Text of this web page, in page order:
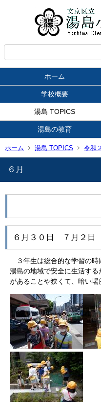
ホーム
学校概要
湯島 TOPICS
湯島の教育
ホーム 湯島 TOPICS 令和
６月
６月３０日 ７月２
３年生は総合的な学習の時
湯島の地域で安全に生活す
があることや狭くて、暗い場